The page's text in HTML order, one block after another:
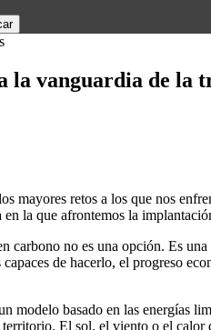
la vanguardia de la
mayores retos a los que nos
en la que afrontemos la
carbono no es una opción. Es
de hacerlo, el progreso
modelo basado en las energías
El sol, el viento o el